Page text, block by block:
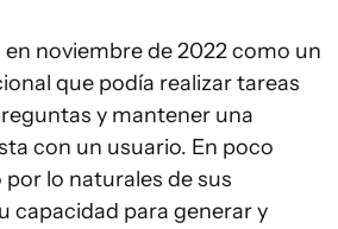
noviembre de 2022 como un
que podía realizar tareas
y mantener una
con un usuario. En poco
lo naturales de sus
capacidad para generar y